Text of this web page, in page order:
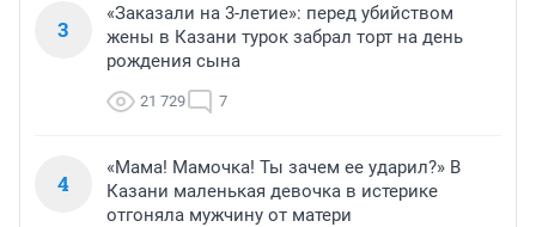
3
«Заказали на 3-летие»: перед убийством
жены в Казани турок забрал торт на день
рождения сына
21 729 7
4
«Мама! Мамочка! Ты зачем ее ударил?» В
Казани маленькая девочка в истерике
отгоняла мужчину от матери